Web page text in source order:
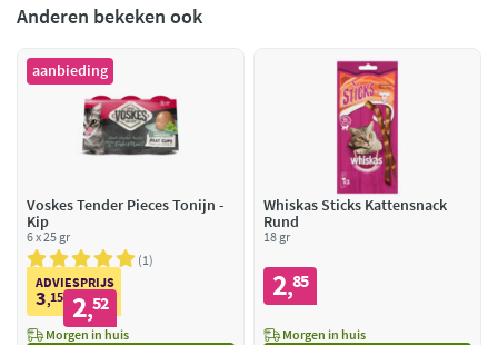
Anderen bekeken ook
aanbieding
Voskes Tender Pieces Tonijn -
Kip
6 x 25 gr
1
ADVIESPRIJS
3,15 2,52
Morgen in huis
Whiskas Sticks Kattensnack
Rund
18 gr
2,85
Morgen in huis